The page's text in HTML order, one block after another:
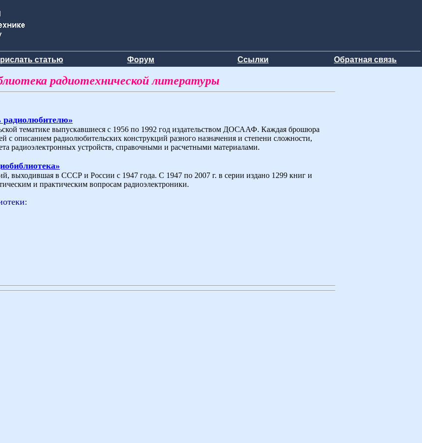
статью Форум Ссылки Обратная связь
радиотехнической литературы
тематике выпускавшиеся с 1956 по 1992 год издательством ДОСААФ. Каждая брошюра
с описанием радиолюбительских конструкций разного назначения и степени сложности,
радиоэлектронных устройств, справочными и расчетными материалами.
выходившая в СССР и России с 1947 года. С 1947 по 2007 г. в серии издано 1299 книг и
и практическим вопросам радиоэлектроники.